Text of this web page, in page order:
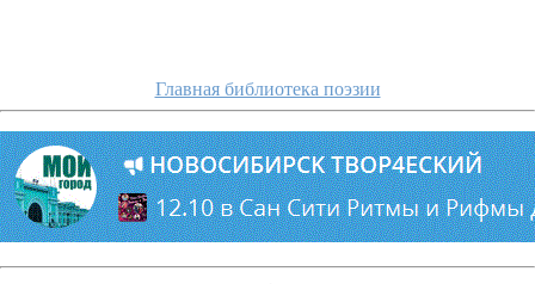
Главная библиотека поэзии